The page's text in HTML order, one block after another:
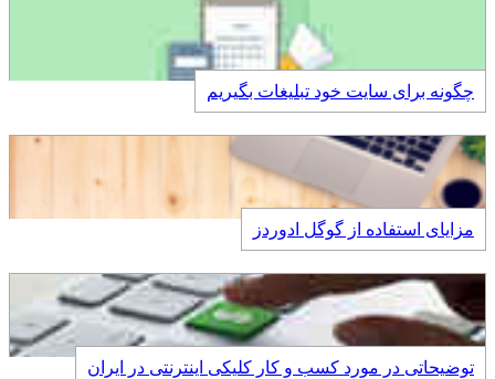
چگونه برای سایت خود تبلیغات بگیریم
مزایای استفاده از گوگل ادوردز
توضیحاتی در مورد کسب و کار کلیکی اینترنتی در ایران